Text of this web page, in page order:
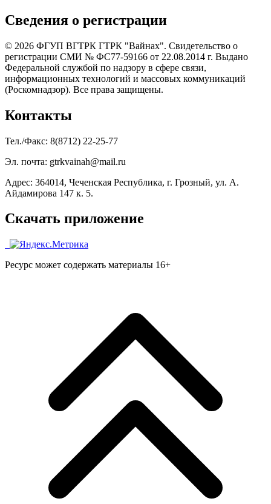
Сведения о регистрации
© 2026 ФГУП ВГТРК ГТРК "Вайнах". Свидетельство о
регистрации СМИ № ФС77-59166 от 22.08.2014 г. Выдано
Федеральной службой по надзору в сфере связи,
информационных технологий и массовых коммуникаций
(Роскомнадзор). Все права защищены.
Контакты
Тел./Факс: 8(8712) 22-25-77
Эл. почта: gtrkvainah@mail.ru
Адрес: 364014, Чеченская Республика, г. Грозный, ул. А.
Айдамирова 147 к. 5.
Скачать приложение
Ресурс может содержать материалы 16+